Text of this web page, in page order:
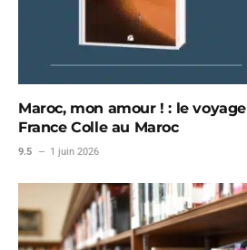
Maroc, mon amour ! : le
France Colle au Maroc
9.5 1 juin 2026